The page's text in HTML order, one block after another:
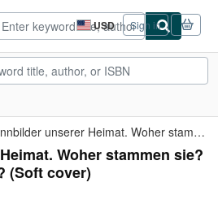
USD
Site
shopping
preferences
Sign in
Sinnbilder unserer Heimat. Woher stammen sie? Was sagen sie uns?
Woher stammen sie?
(Soft cover)